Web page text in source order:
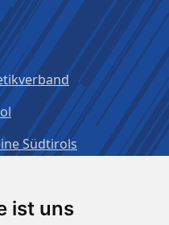
ist uns
Südtirols